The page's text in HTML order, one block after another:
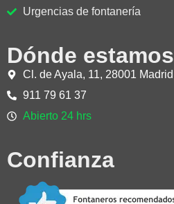
Urgencias de fontanería
Dónde estamos
Cl. de Ayala, 11, 28001 Madrid
911 79 61 37
Abierto 24 hrs
Confianza